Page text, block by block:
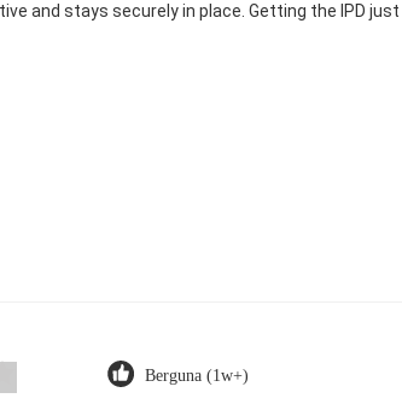
and stays securely in place. Getting the IPD
Berguna (1w+)